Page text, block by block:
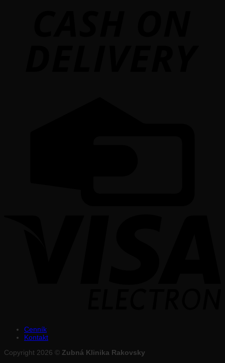
Cenník
Kontakt
Copyright 2026 © Zubná Klinika Rakovsky